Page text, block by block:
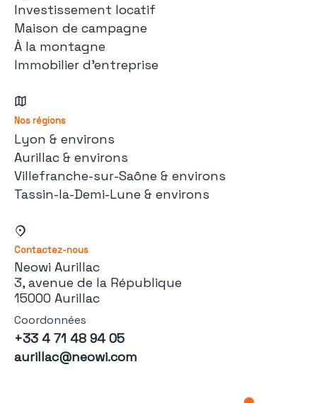
Investissement locatif
Maison de campagne
À la montagne
Immobilier d'entreprise
Nos régions
Lyon & environs
Aurillac & environs
Villefranche-sur-Saône & environs
Tassin-la-Demi-Lune & environs
Contactez-nous
Neowi Aurillac
3, avenue de la République
15000 Aurillac
Coordonnées
+33 4 71 48 94 05
aurillac@neowi.com